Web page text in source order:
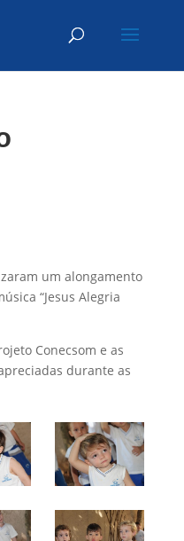
um alongamento
“Jesus Alegria
Conecsom e as
durante as